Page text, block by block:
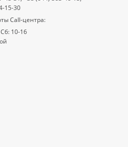
15-30
Call-центра:
10-16